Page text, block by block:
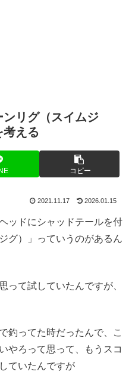
リグ（スイムジ
える
コピー
2021.11.17 2026.01.15
ッドにシャッドテールを付
グ）」っていうのがあるん
って試していたんですが、
釣ってた時だったんで、こ
やろって思って、もうスコ
ていたんですが